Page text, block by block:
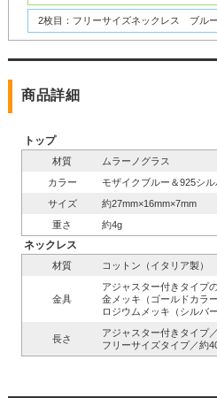
2枚目：フリーサイズネックレス ブル
商品詳細
トップ
材質
ムラーノグラス
カラー
モザイクブルー＆925シル
サイズ
約27mm×16mm×7mm
重さ
約4g
ネックレス
材質 コットン（イタリア製）
金具
アジャスター付きタイプ
金メッキ（ゴールドカラー
ロジウムメッキ（シルバ
長さ
アジャスター付きタイプ
フリーサイズタイプ／約